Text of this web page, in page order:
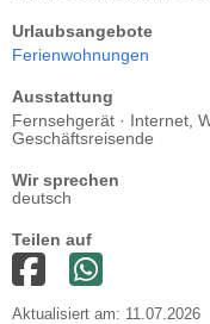
Urlaubsangebote
Ferienwohnungen
Ausstattung
Fernsehgerät · Internet,
Geschäftsreisende
Wir sprechen
deutsch
Teilen auf
Aktualisiert am: 11.07.2026